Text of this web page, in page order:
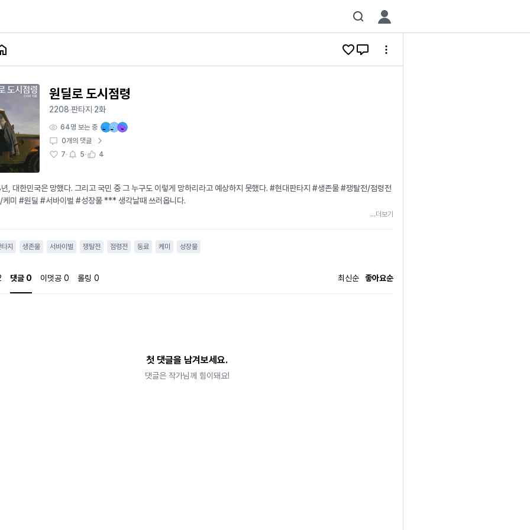
원딜로 도시점령
2208·판타지 ·2화
64명 보는 중
0개의 댓글
7· 5· 4
, 대한민국은 망했다. 그리고 국민 중 그 누구도 이렇게 망하리라고 예상하지 못했다. #현대판타지 #생존물 #쟁탈전/점령전
미 #원딜 #서바이벌 #성장물 *** 생각날때 쓰러옵니다.
...더보기
지 생존물 서바이벌 쟁탈전 점령전 동료 케미 성장물
댓글 0 이멋공 0 롤링 0 최신순 좋아요순
첫 댓글을 남겨보세요.
댓글은 작가님께 힘이돼요!